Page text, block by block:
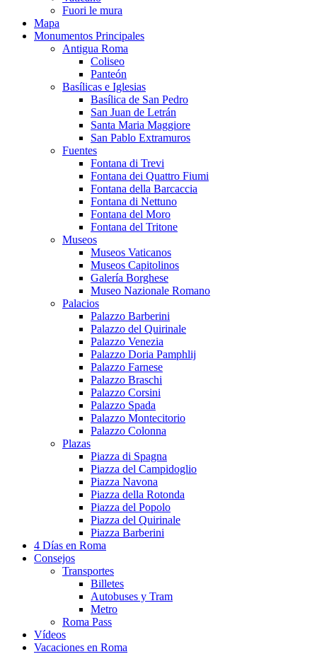
Fuori le mura
Mapa
Monumentos Principales
Antigua Roma
Coliseo
Panteón
Basílicas e Iglesias
Basílica de San Pedro
San Juan de Letrán
Santa Maria Maggiore
San Pablo Extramuros
Fuentes
Fontana di Trevi
Fontana dei Quattro Fiumi
Fontana della Barcaccia
Fontana di Nettuno
Fontana del Moro
Fontana del Tritone
Museos
Museos Vaticanos
Museos Capitolinos
Galería Borghese
Museo Nazionale Romano
Palacios
Palazzo Barberini
Palazzo del Quirinale
Palazzo Venezia
Palazzo Doria Pamphlij
Palazzo Farnese
Palazzo Braschi
Palazzo Corsini
Palazzo Spada
Palazzo Montecitorio
Palazzo Colonna
Plazas
Piazza di Spagna
Piazza del Campidoglio
Piazza Navona
Piazza della Rotonda
Piazza del Popolo
Piazza del Quirinale
Piazza Barberini
4 Días en Roma
Consejos
Transportes
Billetes
Autobuses y Tram
Metro
Roma Pass
Vídeos
Vacaciones en Roma